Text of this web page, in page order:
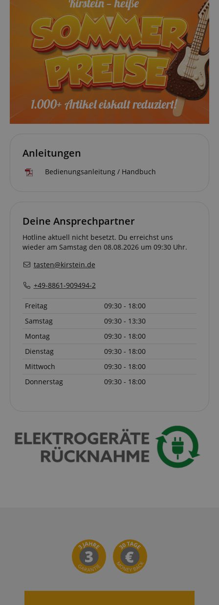
Anleitungen
Bedienungsanleitung / Handbuch
Deine Ansprechpartner
Hotline aktuell nicht besetzt. Du erreichst uns
wieder am Samstag den 08.08.2026 um 09:30 Uhr.
tasten@kirstein.de
+49-8861-909494-2
Freitag
09:30 - 18:00
Samstag
09:30 - 13:30
Montag
09:30 - 18:00
Dienstag
09:30 - 18:00
Mittwoch
09:30 - 18:00
Donnerstag
09:30 - 18:00